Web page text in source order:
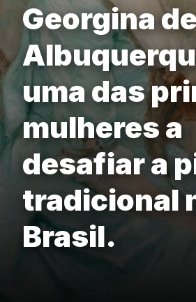
Georgina
uma das
mulheres a
desafiar a
tradicional
Brasil.